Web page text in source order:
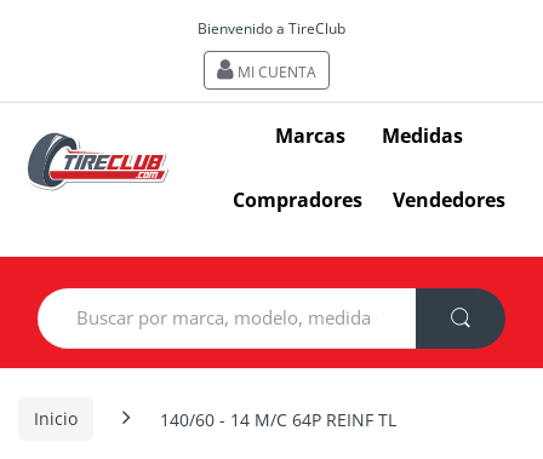
Bienvenido a TireClub
MI CUENTA
Marcas Medidas
Compradores Vendedores
Search
for:
Inicio 140/60 - 14 M/C 64P REINF TL